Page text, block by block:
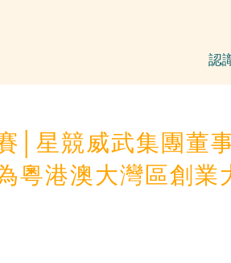
認
│星競威武集團董
粵港澳大灣區創業